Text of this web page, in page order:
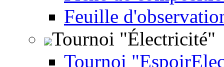
Feuille
Tournoi "Électricité"
Tournoi